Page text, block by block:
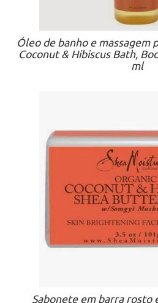
Óleo de banho e massagem
Coconut & Hibiscus Bath,
ml
Sabonete em barra rosto